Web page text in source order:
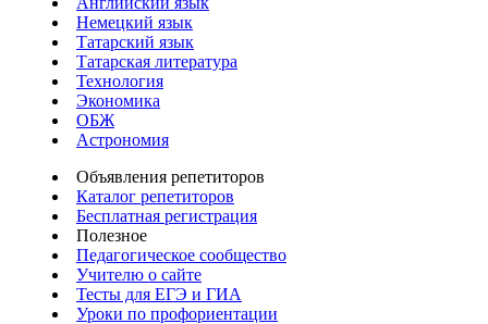
Немецкий язык
Татарский язык
Татарская литература
Технология
Экономика
ОБЖ
Астрономия
Объявления репетиторов
Каталог репетиторов
Бесплатная регистрация
Полезное
Педагогическое сообщество
Учителю о сайте
Тесты для ЕГЭ и ГИА
Уроки по профориентации